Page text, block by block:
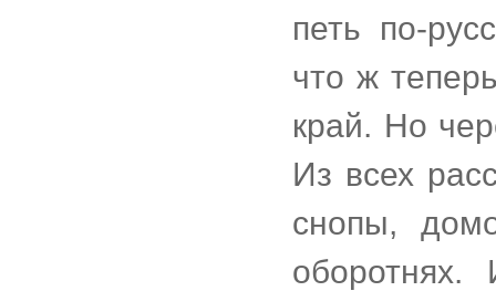
петь по-
что ж
край. Но
Из всех
снопы,